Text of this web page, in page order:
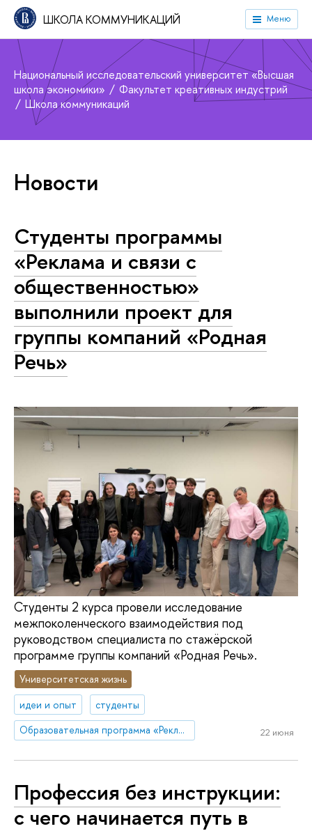
ШКОЛА КОММУНИКАЦИЙ Меню
Национальный исследовательский университет «Высшая
школа экономики»
Факультет креативных индустрий
Школа коммуникаций
Новости
Студенты программы
«Реклама и связи с
общественностью»
выполнили проект для
группы компаний «Родная
Речь»
Студенты 2 курса провели исследование
межпоколенческого взаимодействия под
руководством специалиста по стажёрской
программе группы компаний «Родная Речь».
Университетская жизнь
идеи и опыт
студенты
Образовательная программа «Реклама и связи с общественностью»
22 июня
Профессия без инструкции:
с чего начинается путь в